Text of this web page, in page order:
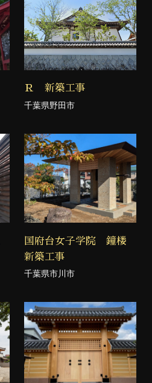
Ｒ 新築工事
千葉県野田市
国府台女子学院 鐘楼
新築工事
千葉県市川市